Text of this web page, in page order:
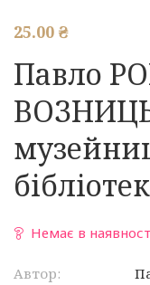
25.00 ₴
Павло
Немає в
Автор: